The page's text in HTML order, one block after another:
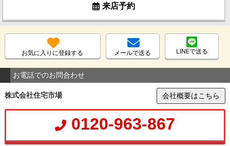
来店予約
お気に入りに登録する メールで送る LINEで送る
お電話でのお問合わせ
株式会社住宅市場 会社概要はこちら
0120-963-867